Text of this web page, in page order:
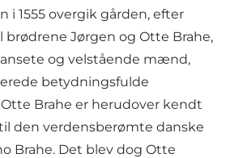
i 1555 overgik gården, efter
brødrene Jørgen og Otte Brahe,
og velstående mænd,
betydningsfulde
Brahe er herudover kendt
den verdensberømte danske
Brahe. Det blev dog Otte